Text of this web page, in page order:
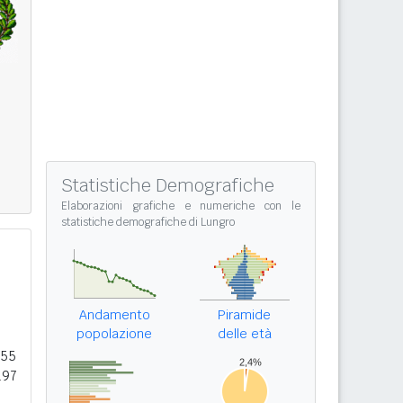
Statistiche Demografiche
Elaborazioni grafiche e numeriche con le
statistiche demografiche di Lungro
Andamento
popolazione
Piramide
delle età